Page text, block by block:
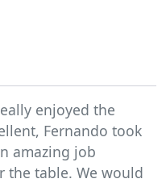
enjoyed the
Fernando took
amazing job
the table. We would